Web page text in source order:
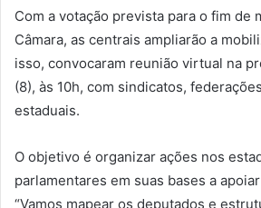
Com a votação prevista para o fim de
Câmara, as centrais ampliarão a
isso, convocaram reunião virtual na
(8), às 10h, com sindicatos,
estaduais.
O objetivo é organizar ações nos
parlamentares em suas bases a
“Vamos mapear os deputados e